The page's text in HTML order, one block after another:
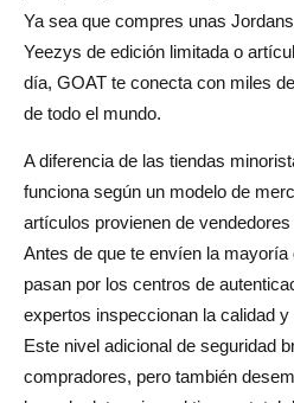
Costo de envío de GOAT: qué
Costos de envío estándar
Reflexiones finales: ¿vale la
GOAT?
Preguntas frecuentes sobre
¿Qué se envía más rápido,
Ya sea que compres unas
Yeezys de edición limitada o
día, GOAT te conecta con miles
de todo el mundo.
A diferencia de las tiendas
funciona según un modelo de
artículos provienen de
Antes de que te envíen la
pasan por los centros de
expertos inspeccionan la calidad
Este nivel adicional de seguridad
compradores, pero también